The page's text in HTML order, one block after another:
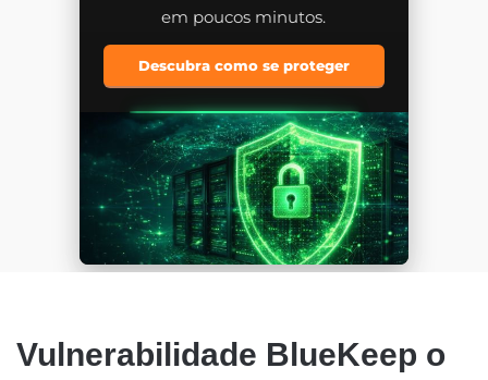
em poucos minutos.
Descubra como se proteger
Vulnerabilidade BlueKeep o